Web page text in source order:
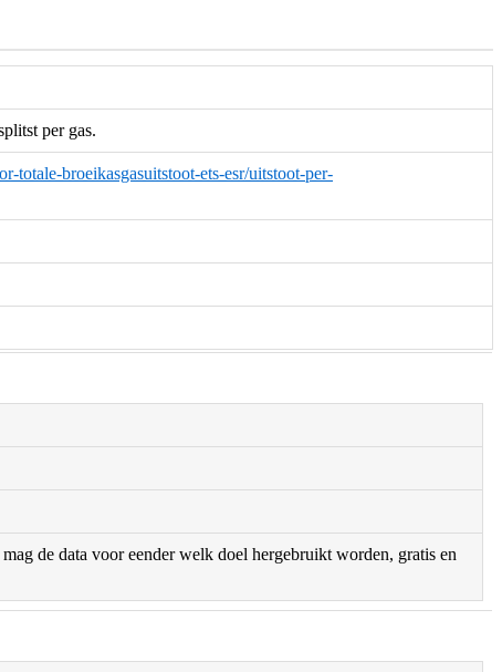
per gas.
totale-broeikasgasuitstoot-ets-esr/uitstoot-per-
de data voor eender welk doel hergebruikt worden, gratis en